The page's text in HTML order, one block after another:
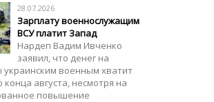
28.07.2026
Зарплату военнослужащим
ВСУ платит Запад
Нардеп Вадим Ивченко
заявил, что денег на
украинским военным хватит
конца августа, несмотря на
повышение